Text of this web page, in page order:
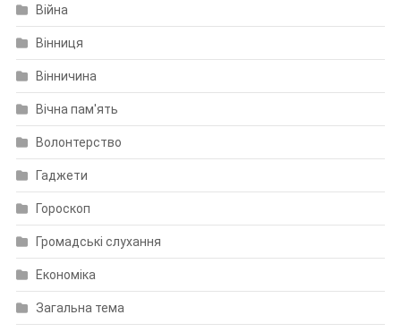
Війна
Вінниця
Вінничина
Вічна пам'ять
Волонтерство
Гаджети
Гороскоп
Громадські слухання
Економіка
Загальна тема